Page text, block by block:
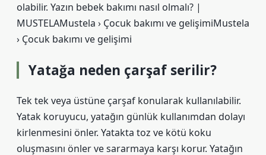
olabilir. Yazın bebek bakımı nasıl olmalı? |
MUSTELAMustela › Çocuk bakımı ve gelişimiMustela
› Çocuk bakımı ve gelişimi
Yatağa neden çarşaf serilir?
Tek tek veya üstüne çarşaf konularak kullanılabilir.
Yatak koruyucu, yatağın günlük kullanımdan dolayı
kirlenmesini önler. Yatakta toz ve kötü koku
oluşmasını önler ve sararmaya karşı korur. Yatağın